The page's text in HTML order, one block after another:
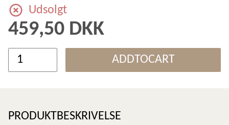
Udsolgt
459,50 DKK
ADDTOCART
PRODUKTBESKRIVELSE